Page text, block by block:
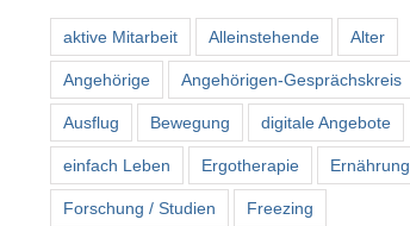
aktive Mitarbeit Alleinstehende Alter
Angehörige Angehörigen-Gesprächskreis
Ausflug Bewegung digitale Angebote
einfach Leben Ergotherapie Ernährung
Forschung / Studien Freezing